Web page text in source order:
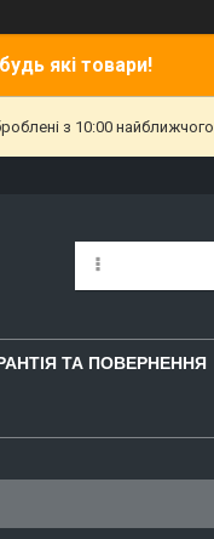
які товари!
з 10:00
ТА ПОВЕРНЕННЯ